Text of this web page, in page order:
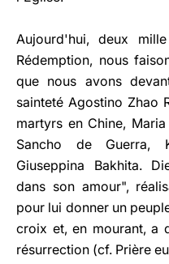
Aujourd'hui, deux
Rédemption, nous
que nous avons
sainteté Agostino Zhao
martyrs en Chine,
Sancho de Guerra,
Giuseppina Bakhita.
dans son amour",
pour lui donner un
croix et, en mourant, a
résurrection (cf. Prière